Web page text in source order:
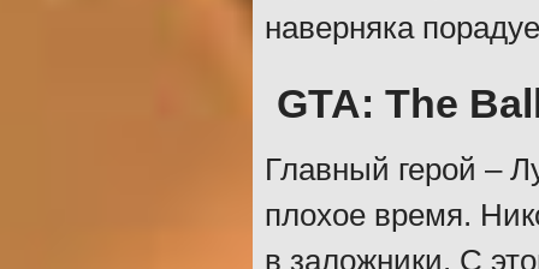
наверняка
GTA: The
Главный герой –
плохое время.
в заложники. С